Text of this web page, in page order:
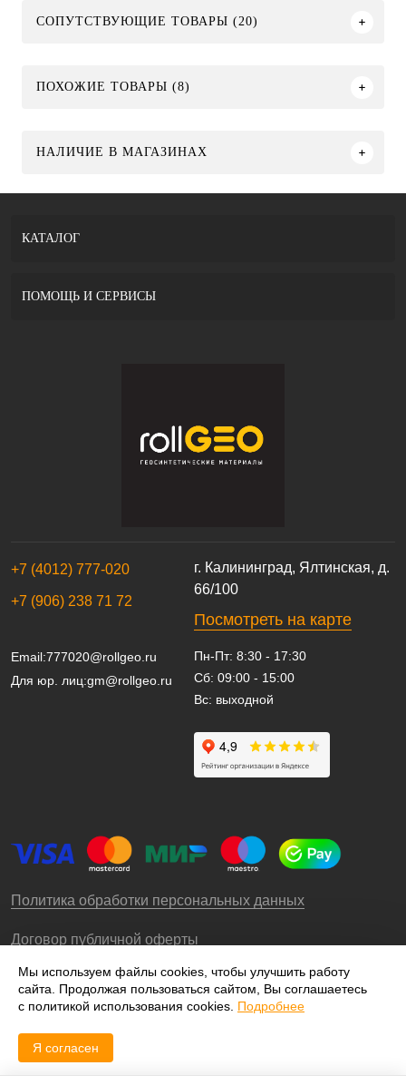
СОПУТСТВУЮЩИЕ ТОВАРЫ (20)
ПОХОЖИЕ ТОВАРЫ (8)
НАЛИЧИЕ В МАГАЗИНАХ
г. Калининград, Ялтинская, д.
66/100
Посмотреть на карте
+7 (4012) 777-020
+7 (906) 238 71 72
Email:777020@rollgeo.ru
Для юр. лиц:gm@rollgeo.ru
Пн-Пт: 8:30 - 17:30
Сб: 09:00 - 15:00
Вс: выходной
Политика обработки персональных данных
Договор публичной оферты
КАТАЛОГ
ПОМОЩЬ И СЕРВИСЫ
© 2009-2026 – ООО «Роллгео»
Мы используем файлы cookies, чтобы улучшить работу
сайта. Продолжая пользоваться сайтом, Вы соглашаетесь
с политикой использования cookies. Подробнее
Я согласен